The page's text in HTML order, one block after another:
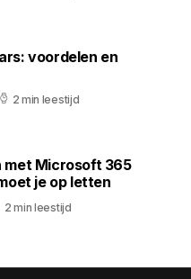
voordelen en
2 min leestijd
met Microsoft 365
je op letten
2 min leestijd